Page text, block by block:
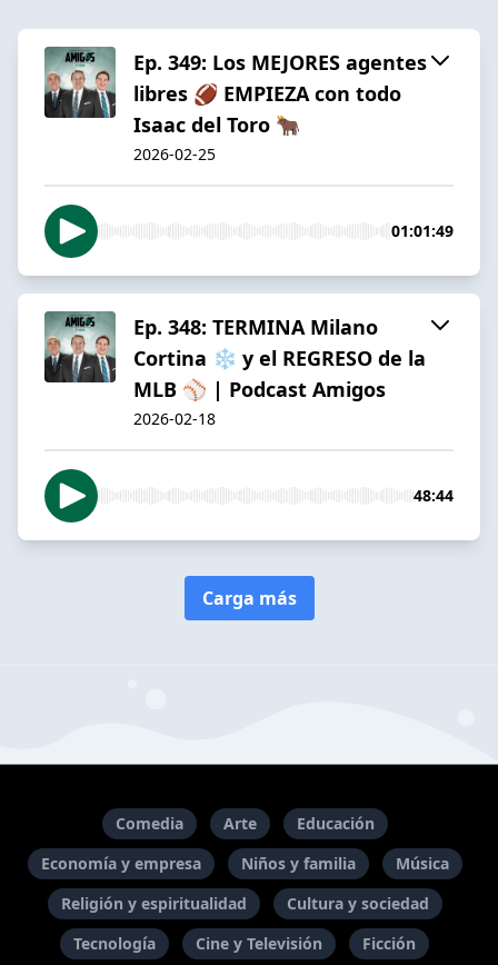
Ep. 349: Los MEJORES agentes
libres 🏈 EMPIEZA con todo
Isaac del Toro 🐂
2026-02-25
01:01:49
Ep. 348: TERMINA Milano
Cortina ❄️ y el REGRESO de la
MLB ⚾️ | Podcast Amigos
2026-02-18
48:44
Carga más
Comedia Arte
Educación
Economía y empresa
Niños y familia
Música
Religión y espiritualidad
Cultura y sociedad
Tecnología
Cine y Televisión Ficción